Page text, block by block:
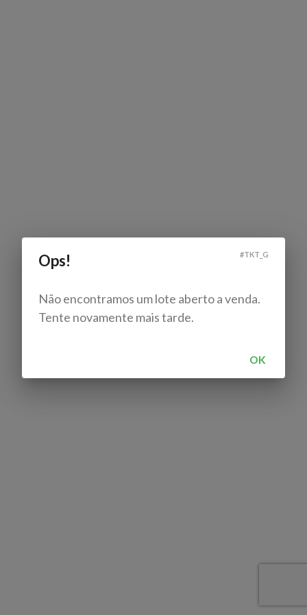
Ops! #TKT_G
Não encontramos um lote aberto a venda.
Tente novamente mais tarde.
OK